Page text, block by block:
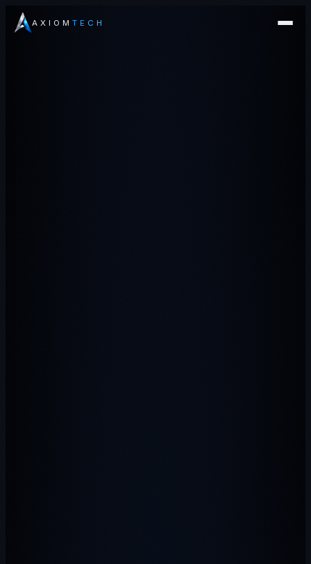
AXIOM TECH